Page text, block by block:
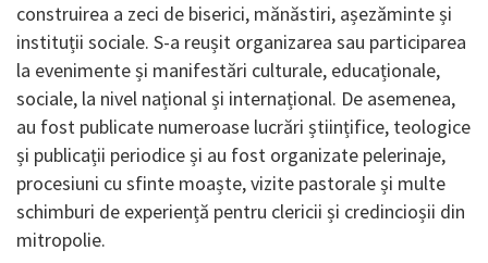
construirea a zeci de biserici, mănăstiri, așezăminte și
instituții sociale. S-a reușit organizarea sau participarea
la evenimente și manifestări culturale, educaționale,
sociale, la nivel național și internațional. De asemenea,
au fost publicate numeroase lucrări științifice, teologice
și publicații periodice și au fost organizate pelerinaje,
procesiuni cu sfinte moaște, vizite pastorale și multe
schimburi de experiență pentru clericii și credincioșii din
mitropolie.